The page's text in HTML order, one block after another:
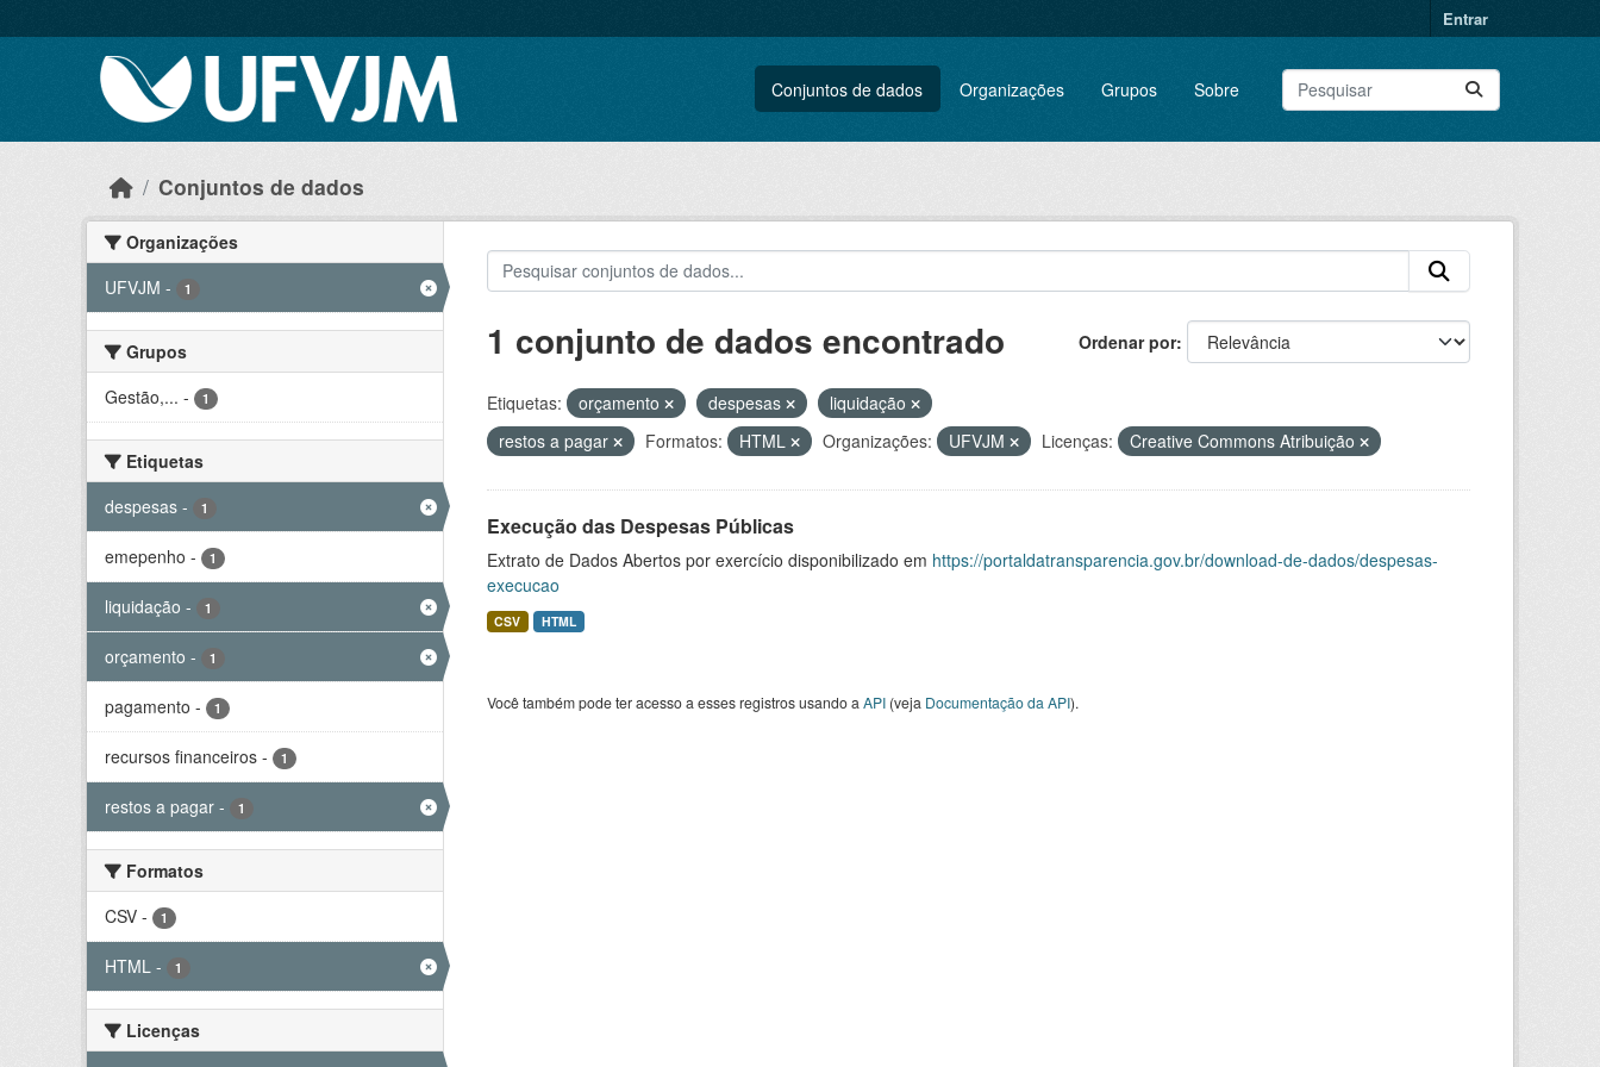
Entrar
Conjuntos de dados Organizações Grupos Sobre
Conjuntos de dados
Organizações
UFVJM - 1
Grupos
Gestão,... - 1
Etiquetas
despesas - 1
emepenho - 1
liquidação - 1
orçamento - 1
pagamento - 1
recursos financeiros - 1
restos a pagar - 1
Formatos
CSV - 1
HTML - 1
Licenças
Ordenar por
1 conjunto de dados encontrado
Etiquetas: orçamento despesas
liquidação
restos a pagar
Formatos: HTML Organizações: UFVJM Licenças: Creative Commons Atribuição
Execução das Despesas Públicas
Extrato de Dados Abertos por exercício disponibilizado em https://portaldatransparencia.gov.br/download-de-dados/despesas-
execucao
CSV HTML
Você também pode ter acesso a esses registros usando a API(veja Documentação da API).